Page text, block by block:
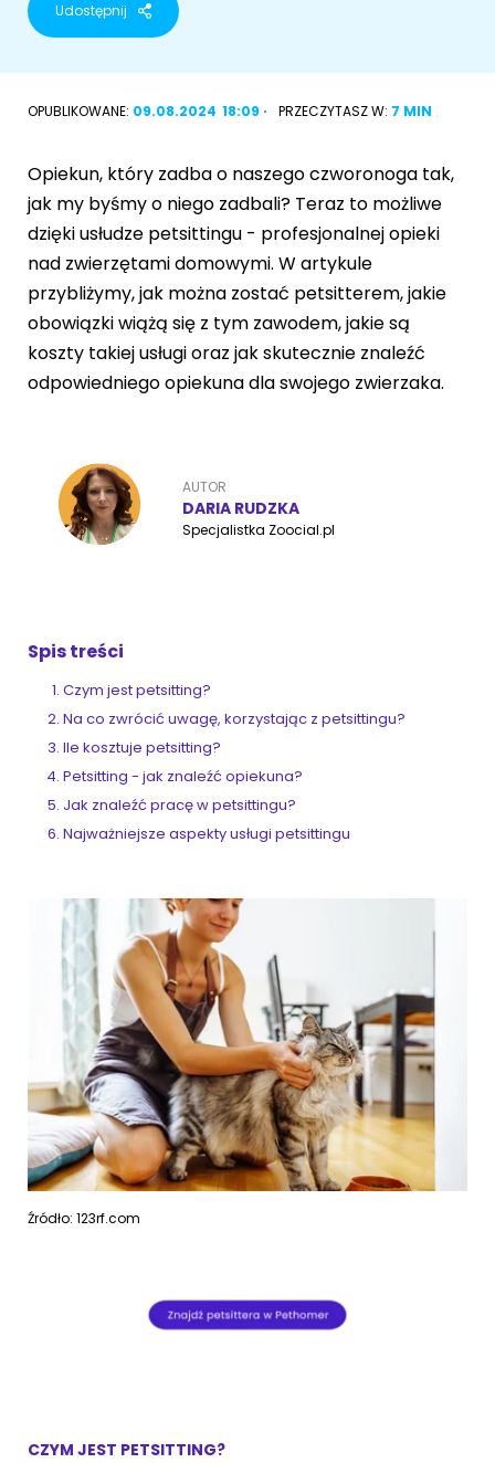
RASY PSÓW
Sznaucer miniaturowy
Golden retriever
Buldog francuski
Owczarek niemiecki
Przyjazne miejsca
Kot perski
Kot rosyjski niebieski
Udostępnij
OPUBLIKOWANE: 09.08.2024 18:09 PRZECZYTASZ W: 7 MIN
Opiekun, który zadba o naszego czworonoga tak,
jak my byśmy o niego zadbali? Teraz to możliwe
dzięki usłudze petsittingu - profesjonalnej opieki
nad zwierzętami domowymi. W artykule
przybliżymy, jak można zostać petsitterem, jakie
obowiązki wiążą się z tym zawodem, jakie są
koszty takiej usługi oraz jak skutecznie znaleźć
odpowiedniego opiekuna dla swojego zwierzaka.
AUTOR
DARIA RUDZKA
Specjalistka Zoocial.pl
Spis treści
Czym jest petsitting?
Na co zwrócić uwagę, korzystając z petsittingu?
Ile kosztuje petsitting?
Petsitting - jak znaleźć opiekuna?
Jak znaleźć pracę w petsittingu?
Najważniejsze aspekty usługi petsittingu
Źródło: 123rf.com
CZYM JEST PETSITTING?